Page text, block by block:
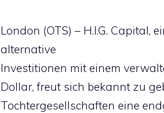
London (OTS) – H.I.G.
alternative
Investitionen mit einem
Dollar, freut sich bekannt zu
Tochtergesellschaften eine